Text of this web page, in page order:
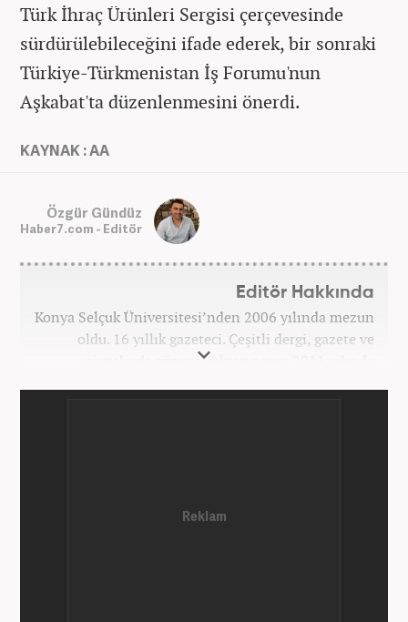
Türk İhraç Ürünleri Sergisi çerçevesinde
sürdürülebileceğini ifade ederek, bir sonraki
Türkiye-Türkmenistan İş Forumu'nun
Aşkabat'ta düzenlenmesini önerdi.
KAYNAK : AA
Özgür Gündüz
Haber7.com - Editör
Editör Hakkında
Konya Selçuk Üniversitesi’nden 2006 yılında mezun
oldu. 16 yıllık gazeteci. Çeşitli dergi, gazete ve
ajanslarda görev aldıktan sonra 2011 yılında